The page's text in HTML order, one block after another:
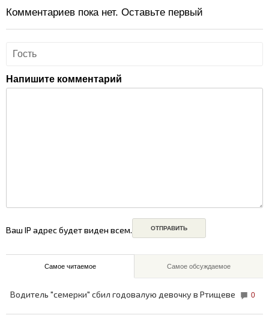
Комментариев пока нет. Оставьте первый
Напишите комментарий
Ваш IP адрес будет виден всем.
Самое читаемое Самое обсуждаемое
Водитель "семерки" сбил годовалую девочку в Ртищеве 0